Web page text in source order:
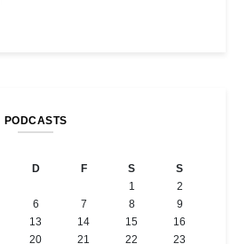
PODCASTS
D F S
S
1
2
6 7 8
9
13 14 15
16
20 21 22
23